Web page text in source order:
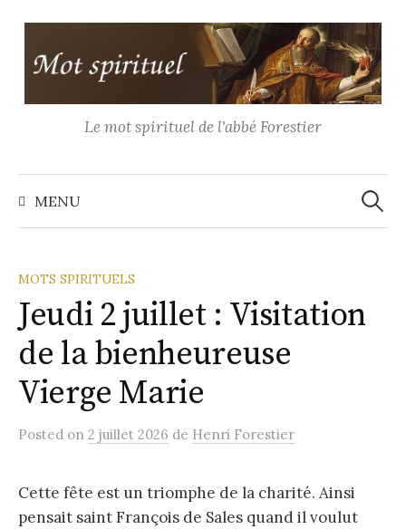
contenu
Le mot spirituel de l'abbé Forestier
MENU
MOTS SPIRITUELS
Jeudi 2 juillet : Visitation
de la bienheureuse
Vierge Marie
Posted on 2 juillet 2026 de Henri Forestier
Cette fête est un triomphe de la charité. Ainsi
pensait saint François de Sales quand il voulut